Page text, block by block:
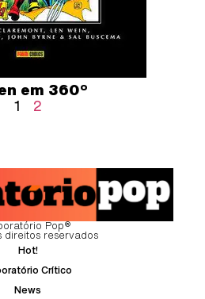
em 360º
1
2
Pop®
direitos reservados
Hot!
Crítico
News